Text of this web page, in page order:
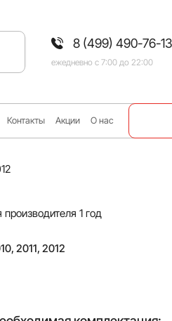
8 (499) 490-76-13
ежедневно с 7:00 до 22:00
Контакты Акции О нас
производителя 1 год
2011, 2012